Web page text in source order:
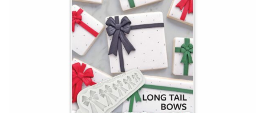
Hvedesur Surdejspulver - 500g